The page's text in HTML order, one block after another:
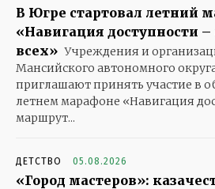
В Югре стартовал летний
«Навигация доступности
всех» Учреждения и
Мансийского автономного
приглашают принять участие в
летнем марафоне «Навигация
маршрут...
ДЕТСТВО 05.08.2026
«Город мастеров»: